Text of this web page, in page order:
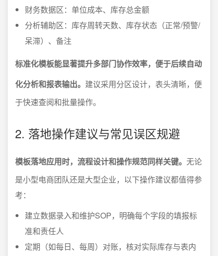
财务数据区：单位成本、库存总金额
分析辅助区：库存周转天数、库存状态（正常/预警/
呆滞）、备注
标准化模板能显著提升多部门协作效率，便于后续自动
化分析和报表输出。 建议采用分区设计，表头清晰，便
于快速查阅和批量操作。
2. 落地操作建议与常见误区规避
模板落地应用时，流程设计和操作规范同样关键。 无论
是小型电商团队还是大型企业，以下操作建议都值得参
考：
建立数据录入和维护SOP，明确每个字段的填报标
准和责任人
定期（如每日、每周）对账，核对实际库存与表内